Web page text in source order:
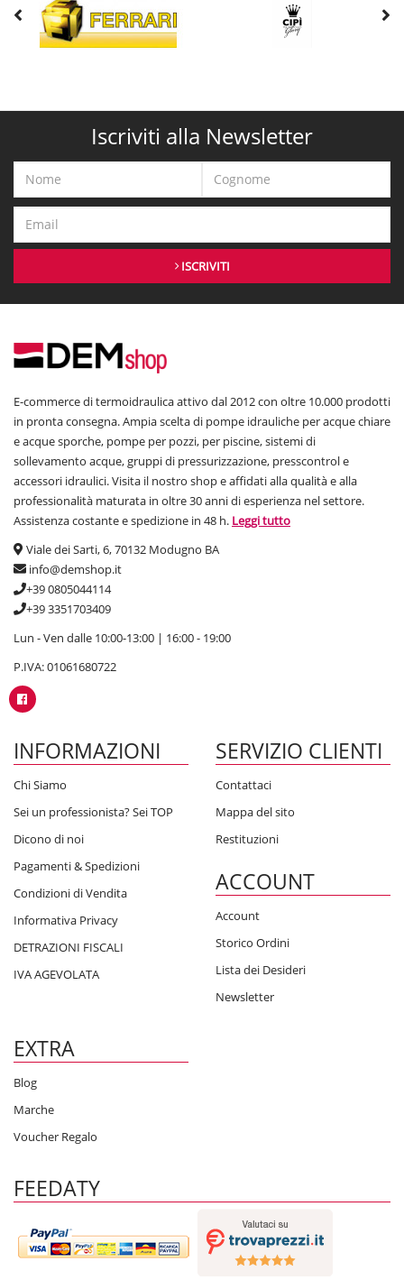
Iscriviti alla Newsletter
ISCRIVITI
E-commerce di termoidraulica attivo dal 2012 con oltre 10.000 prodotti
in pronta consegna. Ampia scelta di pompe idrauliche per acque chiare
e acque sporche, pompe per pozzi, per piscine, sistemi di
sollevamento acque, gruppi di pressurizzazione, presscontrol e
accessori idraulici. Visita il nostro shop e affidati alla qualità e alla
professionalità maturata in oltre 30 anni di esperienza nel settore.
Assistenza costante e spedizione in 48 h. Leggi tutto
Viale dei Sarti, 6, 70132 Modugno BA
info@demshop.it
+39 0805044114
+39 3351703409
Lun - Ven dalle 10:00-13:00 | 16:00 - 19:00
P.IVA: 01061680722
INFORMAZIONI
Chi Siamo
Sei un professionista? Sei TOP
Dicono di noi
Pagamenti & Spedizioni
Condizioni di Vendita
Informativa Privacy
DETRAZIONI FISCALI
IVA AGEVOLATA
SERVIZIO CLIENTI
Contattaci
Mappa del sito
Restituzioni
ACCOUNT
Account
Storico Ordini
Lista dei Desideri
Newsletter
EXTRA
Blog
Marche
Voucher Regalo
FEEDATY